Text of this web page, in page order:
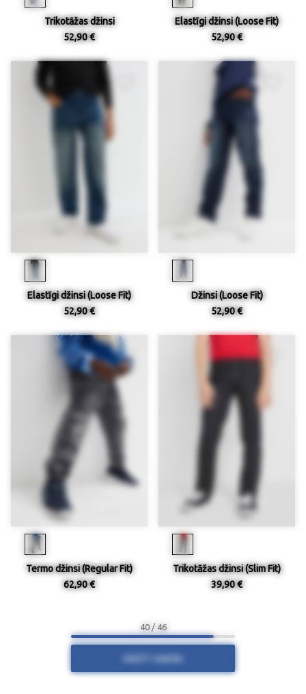
Trikotāžas džinsi
52,90 €
Elastīgi džinsi (Loose Fit)
52,90 €
Elastīgi džinsi (Loose Fit)
52,90 €
Džinsi (Loose Fit)
52,90 €
Termo džinsi (Regular Fit)
62,90 €
Trikotāžas džinsi (Slim Fit)
39,90 €
40 / 46